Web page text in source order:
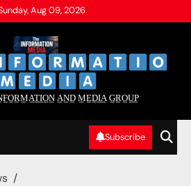
Aug 09, 2026
A̲N̲D̲ M̲E̲D̲I̲A̲ G̲R̲O̲U̲P̲
Subscribe